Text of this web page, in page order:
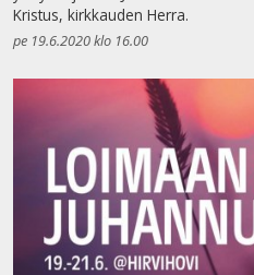
Kristus, kirkkauden Herra.
pe 19.6.2020 klo 16.00